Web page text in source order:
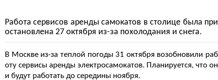
Работа сервисов аренды самокатов в столице была при
остановлена 27 октября из-за похолодания и снега.
В Москве из-за теплой погоды 31 октября возобновили раб
оту сервисы аренды электросамокатов. Планируется, что он
и будут работать до середины ноября.